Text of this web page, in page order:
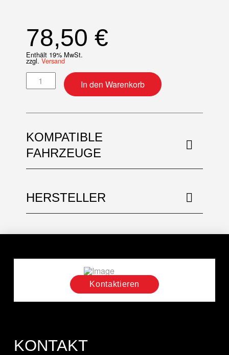
78,50 €
Enthält 19% MwSt.
zzgl. Versand
Schwingenlager Reparatur-Kit Menge
In den Warenkorb
KOMPATIBLE
FAHRZEUGE
HERSTELLER
Kontaktieren
KONTAKT